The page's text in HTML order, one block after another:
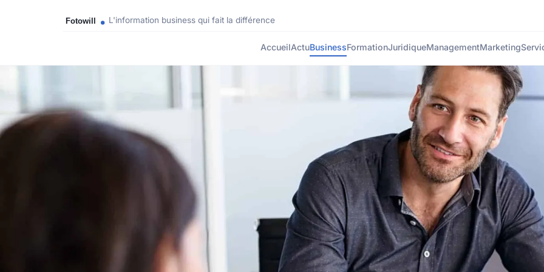
L'information business qui fait la différence
AccueilActuBusinessFormationJuridiqueManagementMarketing